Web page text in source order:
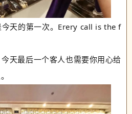
今天的第一次。Erery call is the f
天最后一个客人也需要你用心给